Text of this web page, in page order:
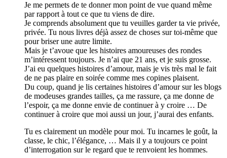
Je me permets de te donner mon point de vue quand même
par rapport à tout ce que tu viens de dire.
Je comprends absolument que tu veuilles garder ta vie privée,
privée. Tu nous livres déjà assez de choses sur toi-même que
pour briser une autre limite.
Mais je t’avoue que les histoires amoureuses des rondes
m’intéressent toujours. Je n’ai que 21 ans, et je suis grosse.
J’ai eu quelques histoires d’amour, mais je vis très mal le fait
de ne pas plaire en soirée comme mes copines plaisent.
Du coup, quand je lis certaines histoires d’amour sur les blogs
de modeuses grandes tailles, ça me rassure, ça me donne de
l’espoir, ça me donne envie de continuer à y croire … De
continuer à croire que moi aussi un jour, j’aurai des enfants.
Tu es clairement un modèle pour moi. Tu incarnes le goût, la
classe, le chic, l’élégance, … Mais il y a toujours ce point
d’interrogation sur le regard que te renvoient les hommes.